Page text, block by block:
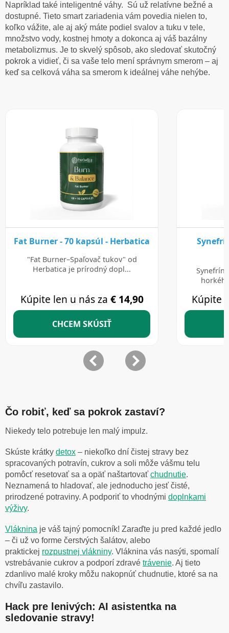
Napríklad také inteligentné váhy. Sú už relatívne bežné a
dostupné. Tieto smart zariadenia vám povedia nielen to,
koľko vážite, ale aj aký máte podiel svalov a tuku v tele,
množstvo vody, kostnej hmoty a dokonca aj váš bazálny
metabolizmus. Je to skvelý spôsob, ako sledovať skutočný
pokrok a vidieť, či sa vaše telo mení správnym smerom – aj
keď sa celková váha sa smerom k ideálnej váhe nehýbe.
Čo robiť, keď sa pokrok zastaví?
Niekedy telo potrebuje len malý impulz.
Skúste krátky detox – niekoľko dní čistej stravy bez
spracovaných potravín, cukrov a soli môže vášmu telu
pomôcť resetovať sa a opäť naštartovať chudnutie.
Neznamená to hladovať, ale jednoducho jesť čisté,
prirodzené potraviny. A podporiť to vhodnými doplnkami
výživy.
Vláknina je váš tajný pomocník! Zaraďte ju pred každé jedlo
– či už vo forme čerstvých šalátov, alebo
praktickej rozpustnej vlákniny. Vláknina vás nasýti, spomalí
vstrebávanie cukrov a podporí zdravé trávenie. Aj tieto
zdanlivo malé kroky môžu nakopnúť chudnutie, ktoré sa na
chvíľu zastavilo.
Hack pre lenivých: AI asistentka na
sledovanie stravy!